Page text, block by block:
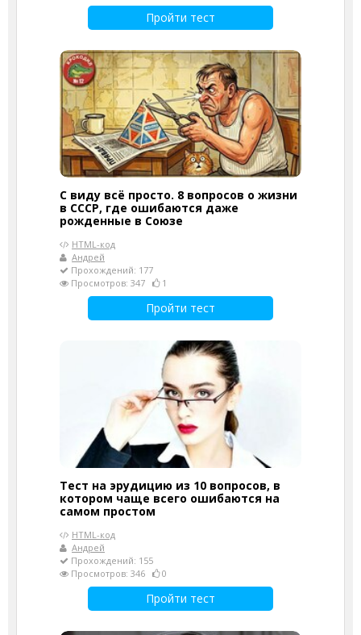
Пройти тест
С виду всё просто. 8 вопросов о жизни
в СССР, где ошибаются даже
рожденные в Союзе
HTML-код
Андрей
Прохождений: 177
Просмотров: 347
1
Пройти тест
Тест на эрудицию из 10 вопросов, в
котором чаще всего ошибаются на
самом простом
HTML-код
Андрей
Прохождений: 155
Просмотров: 346
0
Пройти тест